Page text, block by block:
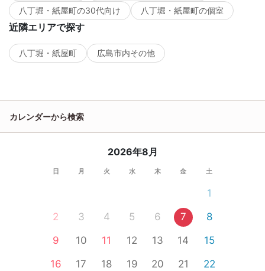
八丁堀・紙屋町の30代向け
八丁堀・紙屋町の個室
近隣エリアで探す
八丁堀・紙屋町 広島市内その他
カレンダーから検索
2026年8月
日 月 火 水 木 金 土
1
2
3 4 5 6 7
8
9
10 11 12 13 14
15
16
17 18 19 20 21
22